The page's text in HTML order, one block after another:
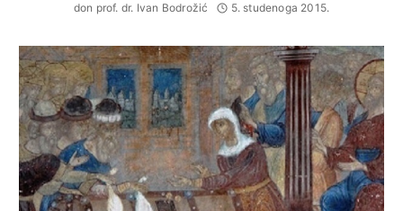
don prof. dr. Ivan Bodrožić 5. studenoga 2015.